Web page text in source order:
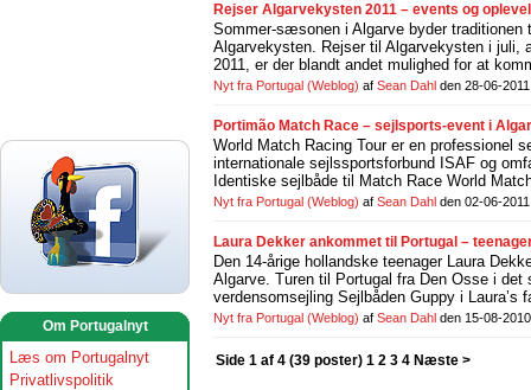
Om Portugalnyt
Læs om Portugalnyt
Privatlivspolitik
Rejser Algarvekysten 2011 – events og
Sommer-sæsonen i Algarve byder
Algarvekysten. Rejser til Algarvekysten i juli,
2011, er der blandt andet mulighed for at
Nyt fra Portugal (Weblog) af Sean Dahl den 28-06-2011
Portimão Match Race – sejlsports-event i
World Match Racing Tour er en professionel
internationale sejlssportsforbund ISAF og
Identiske sejlbåde til Match Race World
Nyt fra Portugal (Weblog) af Sean Dahl den 02-06-2011
Laura Dekker ankommet til Portugal –
Den 14-årige hollandske teenager Laura
Algarve. Turen til Portugal fra Den Osse i
verdensomsejling Sejlbåden Guppy i
Nyt fra Portugal (Weblog) af Sean Dahl den 15-08-2010
Side 1 af 4 (39 poster) 1 2 3 4 Næste >